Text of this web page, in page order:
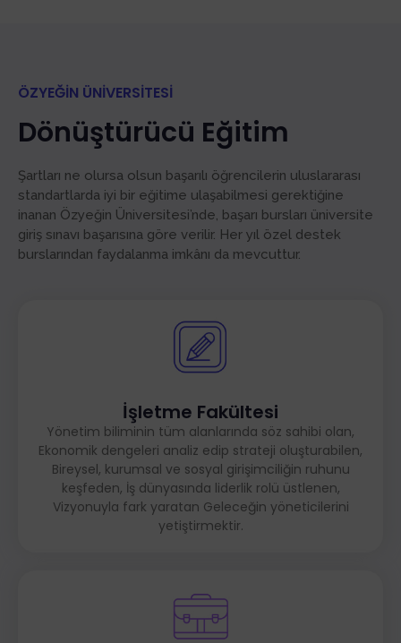
ÖZYEĞIN ÜNIVERSITESI
Dönüştürücü Eğitim
Şartları ne olursa olsun başarılı öğrencilerin uluslararası
standartlarda iyi bir eğitime ulaşabilmesi gerektiğine
inanan Özyeğin Üniversitesi’nde, başarı bursları üniversite
giriş sınavı başarısına göre verilir. Her yıl özel destek
burslarından faydalanma imkânı da mevcuttur.
İşletme Fakültesi
Yönetim biliminin tüm alanlarında söz sahibi olan,
Ekonomik dengeleri analiz edip strateji oluşturabilen,
Bireysel, kurumsal ve sosyal girişimciliğin ruhunu
keşfeden, İş dünyasında liderlik rolü üstlenen,
Vizyonuyla fark yaratan Geleceğin yöneticilerini
yetiştirmektir.